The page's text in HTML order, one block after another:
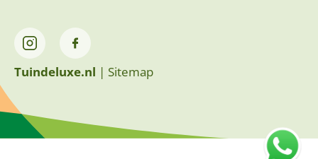
Tuindeluxe.nl | Sitemap